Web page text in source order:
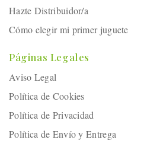
Hazte Distribuidor/a
Cómo elegir mi primer juguete
Páginas Legales
Aviso Legal
Política de Cookies
Política de Privacidad
Política de Envío y Entrega